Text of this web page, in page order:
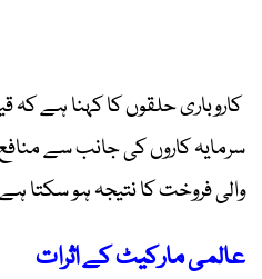
کاروباری حلقوں کا کہنا ہے کہ
سرمایہ کاروں کی جانب سے
والی فروخت کا نتیجہ ہو سکتا
عالمی مارکیٹ کے اثرات